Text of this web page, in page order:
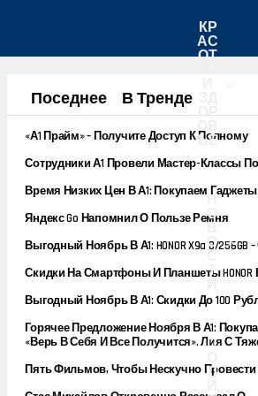
КР
АС
ОТ
ОР
ОВ
ЬЕ
Н
О
О
Т
П
Л
Поседнее В Тренде
«А1 Прайм» – Получите Доступ К Полному
Сотрудники А1 Провели Мастер-Классы По
Время Низких Цен В А1: Покупаем
Яндекс Go Напомнил О Пользе Ремня
Выгодный Ноябрь В А1: HONOR X9a 8/256GB
Скидки На Смартфоны И Планшеты HONOR
Выгодный Ноябрь В А1: Скидки До 100
Горячее Предложение Ноября В А1:
Смартфон От POCO И Получайте POCO C40
«Верь В Себя И Все Получится». Лия С
Теперь Преподает Английский
Пять Фильмов, Чтобы Нескучно Провести